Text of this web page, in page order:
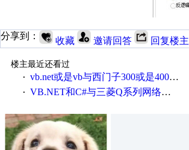
分享到： 收藏 邀请回答 回复楼主
楼主最近还看过
· vb.net或是vb与西门子300或是400plc通信怎么想编写呀！
· VB.NET和C#与三菱Q系列网络通讯的源代码